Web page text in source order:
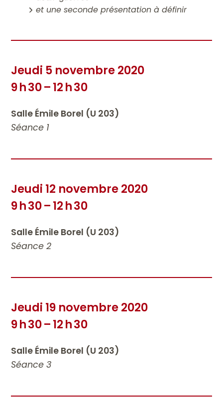
et une seconde présentation à définir
Jeudi 5 novembre 2020
9 h 30 – 12 h 30
Salle Émile Borel (U 203)
Séance 1
Jeudi 12 novembre 2020
9 h 30 – 12 h 30
Salle Émile Borel (U 203)
Séance 2
Jeudi 19 novembre 2020
9 h 30 – 12 h 30
Salle Émile Borel (U 203)
Séance 3